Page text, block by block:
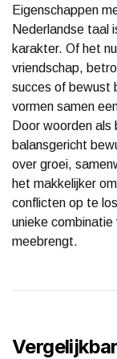
Eigenschappen
Nederlandse taal
karakter. Of het
vriendschap,
succes of bewust
vormen samen
Door woorden
balansgericht
over groei,
het makkelijker
conflicten op te
unieke
meebrengt.